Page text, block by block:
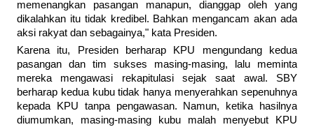
memenangkan pasangan manapun, dianggap oleh yang
dikalahkan itu tidak kredibel. Bahkan mengancam akan ada
aksi rakyat dan sebagainya," kata Presiden.
Karena itu, Presiden berharap KPU mengundang kedua
pasangan dan tim sukses masing-masing, lalu meminta
mereka mengawasi rekapitulasi sejak saat awal. SBY
berharap kedua kubu tidak hanya menyerahkan sepenuhnya
kepada KPU tanpa pengawasan. Namun, ketika hasilnya
diumumkan, masing-masing kubu malah menyebut KPU